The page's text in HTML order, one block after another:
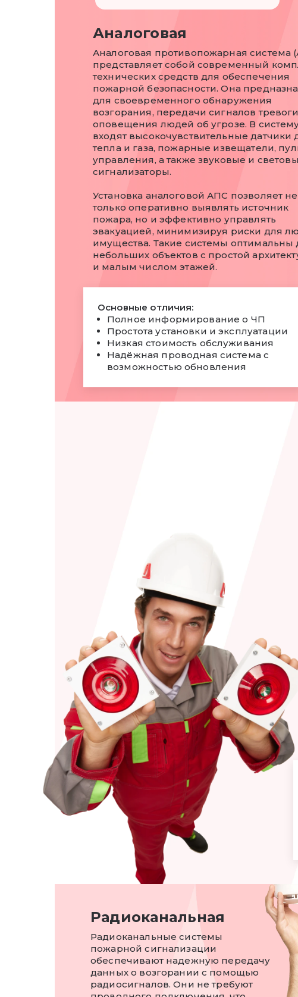
Аналоговая
Аналоговая противопожарная система
представляет собой современный
технических средств для обеспечения
пожарной безопасности. Она
для своевременного обнаружения
возгорания, передачи сигналов
оповещения людей об угрозе. В
входят высокочувствительные датчики
тепла и газа, пожарные извещатели,
управления, а также звуковые и
сигнализаторы.
Установка аналоговой АПС позволяет не
только оперативно выявлять источник
пожара, но и эффективно управлять
эвакуацией, минимизируя риски для
имущества. Такие системы оптимальны
небольших объектов с простой
и малым числом этажей.
Основные отличия:
Полное информирование о ЧП
Простота установки и эксплуатации
Низкая стоимость обслуживания
Надёжная проводная система с
возможностью обновления
Радиоканальная
Радиоканальные системы
пожарной сигнализации
обеспечивают надежную передачу
данных о возгорании с помощью
радиосигналов. Они не требуют